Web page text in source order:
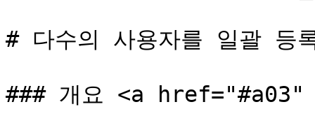
# 다수의 사용자를 일괄 등
### 개요 <a